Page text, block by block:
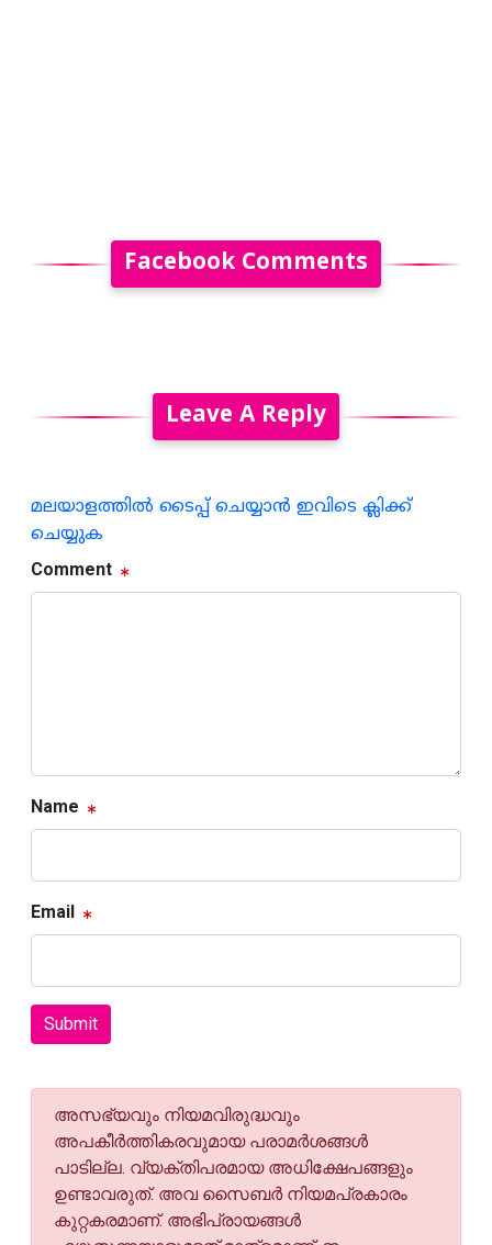
Facebook Comments
Leave A Reply
മലയാളത്തില്‍ ടൈപ്പ് ചെയ്യാന്‍ ഇവിടെ ക്ലിക്ക്
ചെയ്യുക
Comment
Name
Email
Submit
അസഭ്യവും നിയമവിരുദ്ധവും
അപകീര്‍ത്തികരവുമായ പരാമര്‍ശങ്ങള്‍
പാടില്ല. വ്യക്തിപരമായ അധിക്ഷേപങ്ങളും
ഉണ്ടാവരുത്. അവ സൈബര്‍ നിയമപ്രകാരം
കുറ്റകരമാണ്. അഭിപ്രായങ്ങള്‍